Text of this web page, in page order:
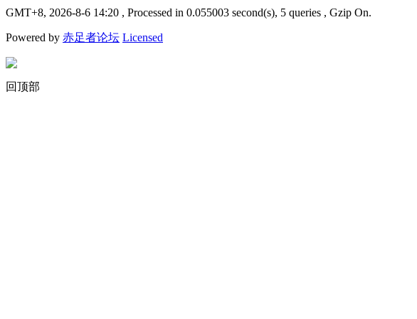
GMT+8, 2026-8-6 14:20 , Processed in 0.055003 second(s), 5 queries , Gzip On.
Powered by 赤足者论坛 Licensed
回顶部